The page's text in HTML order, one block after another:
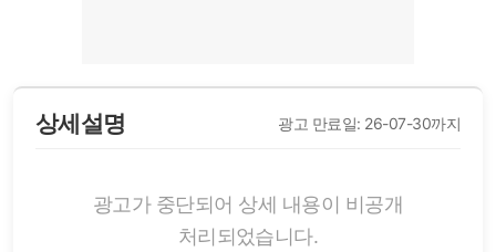
상세설명 광고 만료일: 26-07-30까지
광고가 중단되어 상세 내용이 비공개
처리되었습니다.